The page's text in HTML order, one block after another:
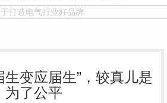
打造电气行业好品牌
生变应届生”，较真儿是
为了公平